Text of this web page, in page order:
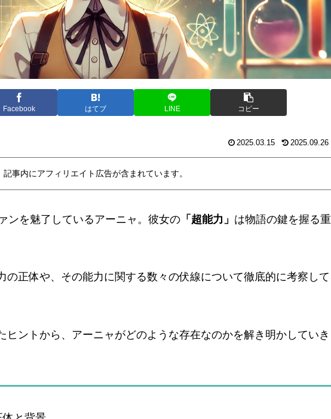
Facebook はてブ LINE コピー
2025.03.15 2025.09.26
記事内にアフィリエイト広告が含まれています。
ンを魅了しているアーニャ。彼女の 「超能力」 は物語の鍵を握る重
の正体や、その能力に関する数々の伏線について徹底的に考察して
ヒントから、アーニャがどのような存在なのかを解き明かしていき